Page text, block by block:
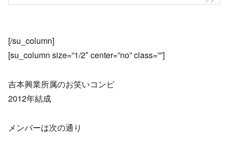
[/su_column]
[su_column size=”1/2″ center=”no” class=””]
吉本興業所属のお笑いコンビ
2012年結成
メンバーは次の通り